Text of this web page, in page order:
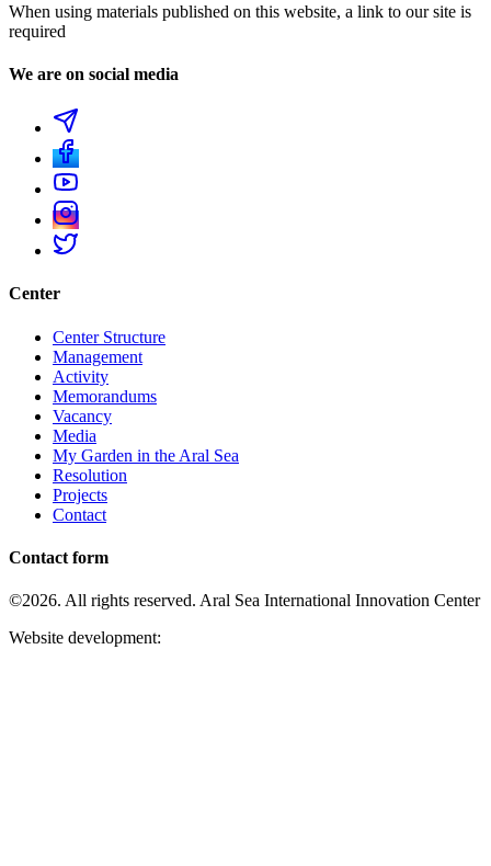
When using materials published on this website, a link to our site is
required
We are on social media
Center
Center Structure
Management
Activity
Memorandums
Vacancy
Media
My Garden in the Aral Sea
Resolution
Projects
Contact
Contact form
©2026. All rights reserved. Aral Sea International Innovation Center
Website development: